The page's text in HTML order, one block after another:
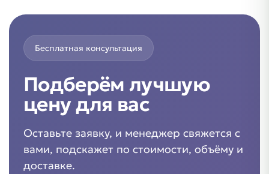
Бесплатная консультация
Подберём лучшую
цену для вас
Оставьте заявку, и менеджер свяжется с
вами, подскажет по стоимости, объёму и
доставке.